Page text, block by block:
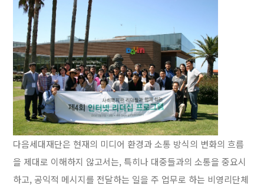
다음세대재단은 현재의 미디어 환경과 소통 방식의 변화의 흐름
을 제대로 이해하지 않고서는, 특히나 대중들과의 소통을 중요시
하고, 공익적 메시지를 전달하는 일을 주 업무로 하는 비영리단체